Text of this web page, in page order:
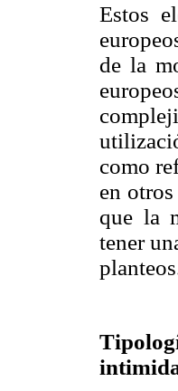
Estos
de la
como
en
que la
tener